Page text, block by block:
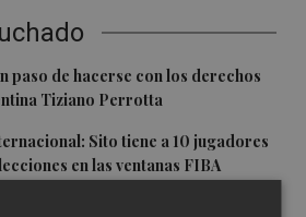
paso de hacerse con los derechos
Tiziano Perrotta
Sito tiene a 10 jugadores
en las ventanas FIBA